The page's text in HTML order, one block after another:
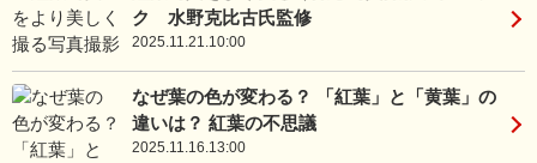
ク 水野克比古氏監修
2025.11.21.10:00
なぜ葉の色が変わる？ 「紅葉」と「黄葉」の
違いは？ 紅葉の不思議
2025.11.16.13:00